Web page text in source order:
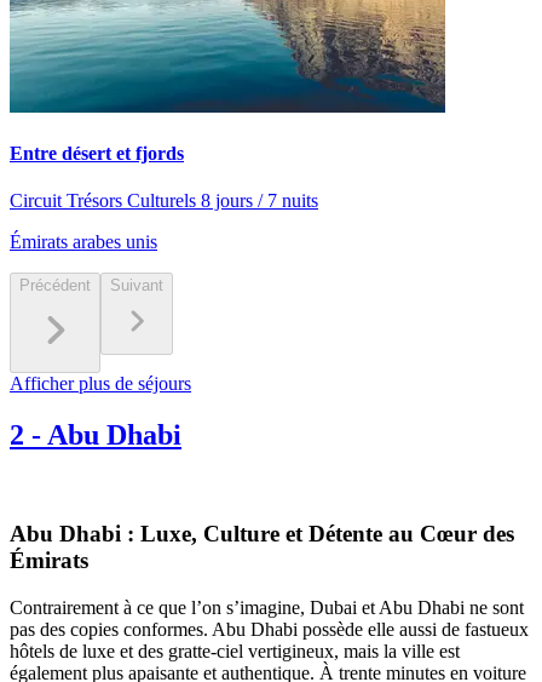
Entre désert et fjords
Circuit Trésors Culturels 8 jours / 7 nuits
Émirats arabes unis
Précédent Suivant
Afficher plus de séjours
2 -Abu Dhabi
Abu Dhabi : Luxe, Culture et Détente au Cœur des
Émirats
Contrairement à ce que l’on s’imagine, Dubai et Abu Dhabi ne sont
pas des copies conformes. Abu Dhabi possède elle aussi de fastueux
hôtels de luxe et des gratte-ciel vertigineux, mais la ville est
également plus apaisante et authentique. À trente minutes en voiture